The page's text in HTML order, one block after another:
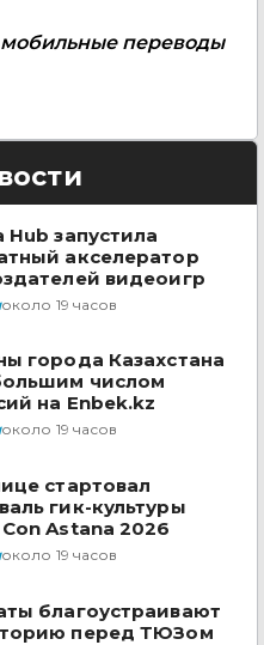
мобильные переводы
Hub запустила
акселератор
видеоигр
около 19 часов
города Казахстана
числом
на Enbek.kz
около 19 часов
стартовал
гик-культуры
Astana 2026
около 19 часов
благоустраивают
перед ТЮЗом